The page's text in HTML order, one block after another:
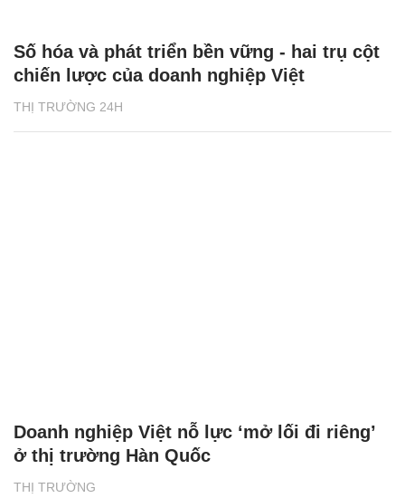
THỊ TRƯỜNG 24H
Số hóa và phát triển bền vững - hai trụ cột
chiến lược của doanh nghiệp Việt
THỊ TRƯỜNG
Doanh nghiệp Việt nỗ lực ‘mở lối đi riêng’
ở thị trường Hàn Quốc